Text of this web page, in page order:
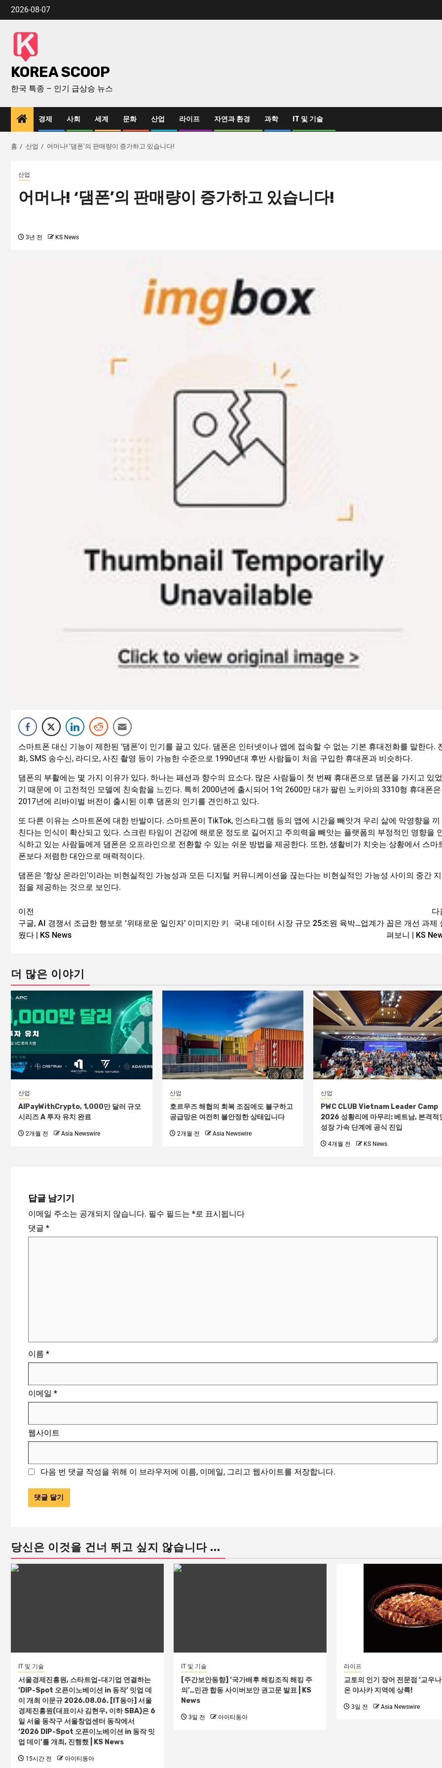
2026-08-07
KOREA SCOOP
한국 특종 – 인기 급상승 뉴스
경제 사회 세계 문화 산업 라이프 자연과 환경 과학 IT 및 기술
홈 산업 어머나! ‘댐폰’의 판매량이 증가하고 있습니다!
산업
어머나! ‘댐폰’의 판매량이 증가하고 있습니다!
3년 전 KS News
스마트폰 대신 기능이 제한된 ‘댐폰’이 인기를 끌고 있다. 댐폰은 인터넷이나 앱에 접속할 수 없는 기본 휴대전화를 말한다.
화, SMS 송수신, 라디오, 사진 촬영 등이 가능한 수준으로 1990년대 후반 사람들이 처음 구입한 휴대폰과 비슷하다.
댐폰의 부활에는 몇 가지 이유가 있다. 하나는 패션과 향수의 요소다. 많은 사람들이 첫 번째 휴대폰으로 댐폰을 가지고 있었
기 때문에 이 고전적인 모델에 친숙함을 느낀다. 특히 2000년에 출시되어 1억 2600만 대가 팔린 노키아의 3310형 휴대폰은
2017년에 리바이벌 버전이 출시된 이후 댐폰의 인기를 견인하고 있다.
또 다른 이유는 스마트폰에 대한 반발이다. 스마트폰이 TikTok, 인스타그램 등의 앱에 시간을 빼앗겨 우리 삶에 악영향을 끼
친다는 인식이 확산되고 있다. 스크린 타임이 건강에 해로운 정도로 길어지고 주의력을 빼앗는 플랫폼의 부정적인 영향을
식하고 있는 사람들에게 댐폰은 오프라인으로 전환할 수 있는 쉬운 방법을 제공한다. 또한, 생활비가 치솟는 상황에서 스마
폰보다 저렴한 대안으로 매력적이다.
댐폰은 ‘항상 온라인’이라는 비현실적인 가능성과 모든 디지털 커뮤니케이션을 끊는다는 비현실적인 가능성 사이의 중간 지
점을 제공하는 것으로 보인다.
이전
구글, AI 경쟁서 조급한 행보로 ‘위태로운 일인자’ 이미지만 키
웠다 | KS News
다
국내 데이터 시장 규모 25조원 육박…업계가 꼽은 개선 과제
펴보니 | KS
더 많은 이야기
산업
AIPayWithCrypto, 1,000만 달러 규모
시리즈 A 투자 유치 완료
2개월 전 Asia Newswire
산업
호르무즈 해협의 회복 조짐에도 불구하고
공급망은 여전히 ​​불안정한 상태입니다
2개월 전 Asia Newswire
산업
PWC CLUB Vietnam Leader Camp
2026 성황리에 마무리: 베트남, 본격적
성장 가속 단계에 공식 진입
4개월 전 KS News
답글 남기기
이메일 주소는 공개되지 않습니다. 필수 필드는 *로 표시됩니다
댓글 *
이름 *
이메일 *
웹사이트
다음 번 댓글 작성을 위해 이 브라우저에 이름, 이메일, 그리고 웹사이트를 저장합니다.
당신은 이것을 건너 뛰고 싶지 않습니다 ...
IT 및 기술
서울경제진흥원, 스타트업-대기업 연결하는
‘DIP-Spot 오픈이노베이션 in 동작’ 밋업 데
이 개최 이문규 2026.08.06. [IT동아] 서울
경제진흥원(대표이사 김현우, 이하 SBA)은 6
일 서울 동작구 서울창업센터 동작에서
‘2026 DIP-Spot 오픈이노베이션 in 동작 밋
업 데이’를 개최, 진행했 | KS News
15시간 전 아이티동아
IT 및 기술
[주간보안동향] ‘국가배후 해킹조직 해킹 주
의’…민관 합동 사이버보안 권고문 발표 | KS
News
3일 전 아이티동아
라이프
교토의 인기 장어 전문점 ‘교우
온 야사카 지역에 상륙!
3일 전 Asia Newswire